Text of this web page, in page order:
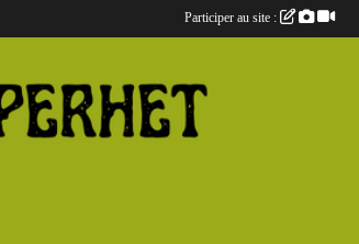
Participer au site :